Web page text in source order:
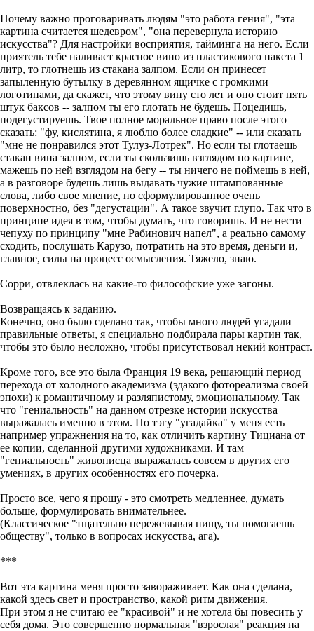
Почему важно проговаривать людям "это работа гения", "эта
картина считается шедевром", "она перевернула историю
искусства"? Для настройки восприятия, тайминга на него. Если
приятель тебе наливает красное вино из пластикового пакета 1
литр, то глотнешь из стакана залпом. Если он принесет
запыленную бутылку в деревянном ящичке с громкими
логотипами, да скажет, что этому вину сто лет и оно стоит пять
штук баксов -- залпом ты его глотать не будешь. Поцедишь,
подегустируешь. Твое полное моральное право после этого
сказать: "фу, кислятина, я люблю более сладкие" -- или сказать
"мне не понравился этот Тулуз-Лотрек". Но если ты глотаешь
стакан вина залпом, если ты скользишь взглядом по картине,
мажешь по ней взглядом на бегу -- ты ничего не поймешь в ней,
а в разговоре будешь лишь выдавать чужие штампованные
слова, либо свое мнение, но сформулированное очень
поверхностно, без "дегустации". А такое звучит глупо. Так что в
принципе идея в том, чтобы думать, что говоришь. И не нести
чепуху по принципу "мне Рабинович напел", а реально самому
сходить, послушать Карузо, потратить на это время, деньги и,
главное, силы на процесс осмысления. Тяжело, знаю.
Сорри, отвлеклась на какие-то философские уже загоны.
Возвращаясь к заданию.
Конечно, оно было сделано так, чтобы много людей угадали
правильные ответы, я специально подбирала пары картин так,
чтобы это было несложно, чтобы присутствовал некий контраст.
Кроме того, все это была Франция 19 века, решающий период
перехода от холодного академизма (эдакого фотореализма своей
эпохи) к романтичному и разляпистому, эмоциональному. Так
что "гениальность" на данном отрезке истории искусства
выражалась именно в этом. По тэгу "угадайка" у меня есть
например упражнения на то, как отличить картину Тициана от
ее копии, сделанной другими художниками. И там
"гениальность" живописца выражалась совсем в других его
умениях, в других особенностях его почерка.
Просто все, чего я прошу - это смотреть медленнее, думать
больше, формулировать внимательнее.
(Классическое "тщательно пережевывая пищу, ты помогаешь
обществу", только в вопросах искусства, ага).
***
Вот эта картина меня просто завораживает. Как она сделана,
какой здесь свет и пространство, какой ритм движения.
При этом я не считаю ее "красивой" и не хотела бы повесить у
себя дома. Это совершенно нормальная "взрослая" реакция на